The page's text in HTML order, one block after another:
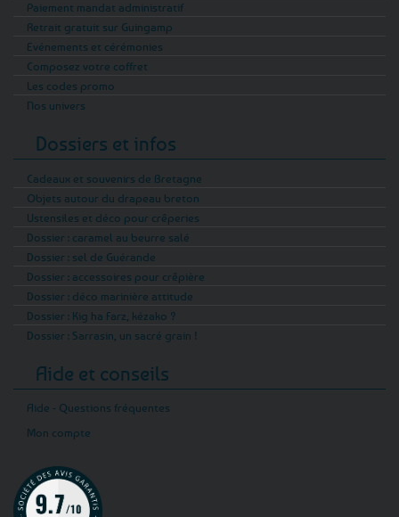
Paiement mandat administratif
Retrait gratuit sur Guingamp
Evénements et cérémonies
Composez votre coffret
Les codes promo
Nos univers
Dossiers et infos
Cadeaux et souvenirs de Bretagne
Objets autour du drapeau breton
Ustensiles et déco pour crêperies
Dossier : caramel au beurre salé
Dossier : sel de Guérande
Dossier : accessoires pour crêpière
Dossier : déco marinière attitude
Dossier : Kig ha Farz, kézako ?
Dossier : Sarrasin, un sacré grain !
Aide et conseils
Aide - Questions fréquentes
Mon compte